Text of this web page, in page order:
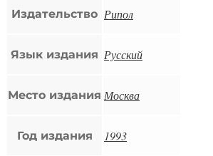
Издательство Рипол
Язык издания Русский
Место издания Москва
Год издания 1993